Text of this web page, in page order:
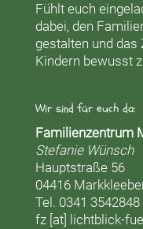
Fühlt euch
dabei, den
gestalten und
Kindern bewusst
Wir sind für euch da:
Familienzentrum
Stefanie Wünsch
Hauptstraße 56
04416
Tel. 0341 3542848
fz [at] lichtblick-